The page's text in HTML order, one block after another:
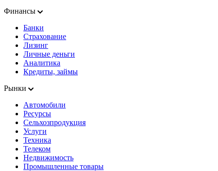
Финансы
Банки
Страхование
Лизинг
Личные деньги
Аналитика
Кредиты, займы
Рынки
Автомобили
Ресурсы
Сельхозпродукция
Услуги
Техника
Телеком
Недвижимость
Промышленные товары